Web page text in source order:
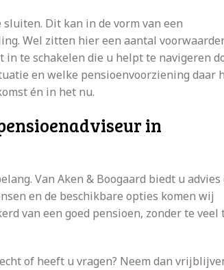
Dit kan in de vorm van een
Wel zitten hier een aantal
in te schakelen die u helpt te navigeren
en welke pensioenvoorziening daar
én in het nu.
in
Van Aken & Boogaard biedt u advies
en de beschikbare opties komen wij
van een goed pensioen, zonder te veel
of heeft u vragen? Neem dan